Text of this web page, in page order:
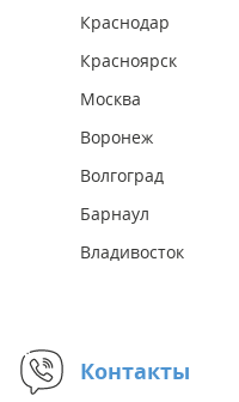
Краснодар
Красноярск
Москва
Воронеж
Волгоград
Барнаул
Владивосток
Контакты